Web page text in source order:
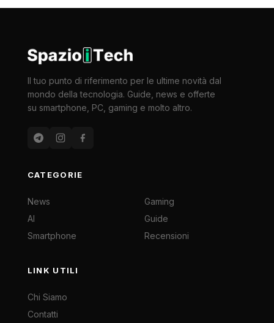
Il tuo punto di riferimento per le ultime novità dal
mondo della tecnologia. Guide, news e offerte
su smartphone, PC, gaming e molto altro.
CATEGORIE
News
AI
Smartphone
Gaming
Guide
Recensioni
LINK UTILI
Chi Siamo
Contatti